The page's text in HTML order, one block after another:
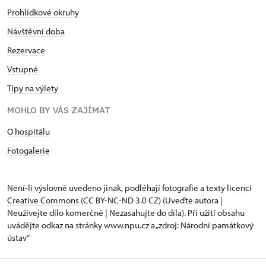
Prohlídkové okruhy
Návštěvní doba
Rezervace
Vstupné
Tipy na výlety
MOHLO BY VÁS ZAJÍMAT
O hospitálu
Fotogalerie
Není-li výslovně uvedeno jinak, podléhají fotografie a texty licenci
Creative Commons (CC BY-NC-ND 3.0 CZ) (Uveďte autora |
Neužívejte dílo komerčně | Nezasahujte do díla). Při užití obsahu
uvádějte odkaz na stránky www.npu.cz a „zdroj: Národní památkový
ústav“